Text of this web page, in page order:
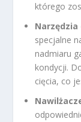
którego
specjalne
nadmiaru
kondycji.
cięcia, co